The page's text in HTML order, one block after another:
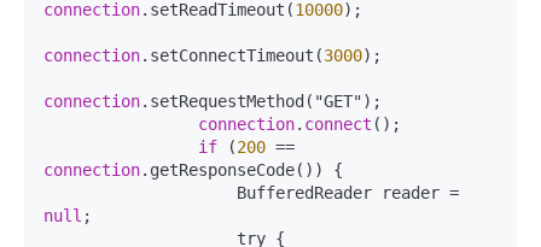
connection.setReadTimeout(10000);
connection.setConnectTimeout(3000);
connection.setRequestMethod("GET");
connection. connect ();
if (200
connection.getResponseCode()) {
null ;